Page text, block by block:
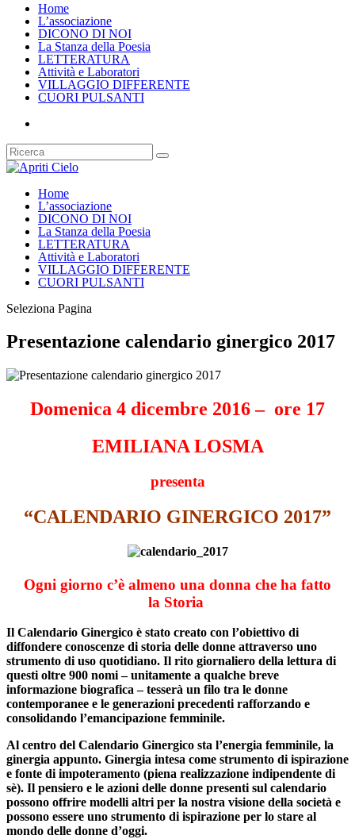
Home
L’associazione
DICONO DI NOI
La Stanza della Poesia
LETTERATURA
Attività e Laboratori
VILLAGGIO DIFFERENTE
CUORI PULSANTI
Home
L’associazione
DICONO DI NOI
La Stanza della Poesia
LETTERATURA
Attività e Laboratori
VILLAGGIO DIFFERENTE
CUORI PULSANTI
Seleziona Pagina
Presentazione calendario ginergico 2017
Domenica 4 dicembre 2016 – ore 17
EMILIANA LOSMA
presenta
“CALENDARIO GINERGICO 2017”
Ogni giorno c’è almeno una donna che ha fatto
la Storia
Il Calendario Ginergico è stato creato con l’obiettivo di
diffondere conoscenze di storia delle donne attraverso uno
strumento di uso quotidiano. Il rito giornaliero della lettura di
questi oltre 900 nomi – unitamente a qualche breve
informazione biografica – tesserà un filo tra le donne
contemporanee e le generazioni precedenti rafforzando e
consolidando l’emancipazione femminile.
Al centro del Calendario Ginergico sta l’energia femminile, la
ginergia appunto. Ginergia intesa come strumento di ispirazione
e fonte di impoteramento (piena realizzazione indipendente di
sè). Il pensiero e le azioni delle donne presenti sul calendario
possono offrire modelli altri per la nostra visione della società e
possono essere uno strumento di ispirazione per lo stare al
mondo delle donne d’oggi.